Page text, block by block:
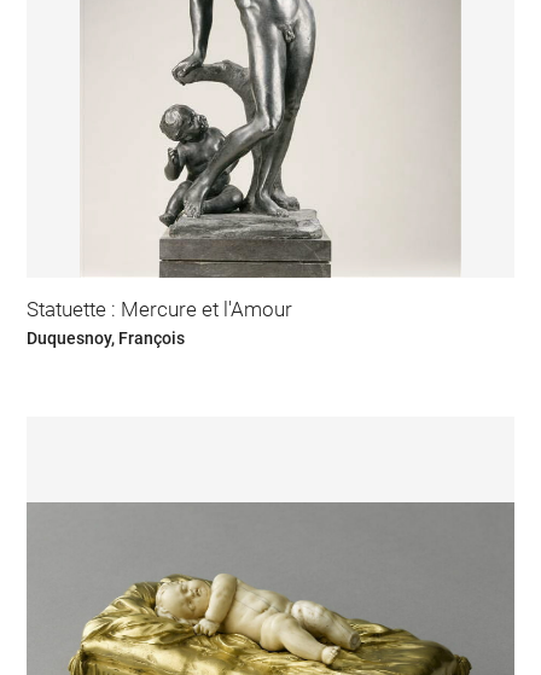
Statuette : Mercure et l'Amour
Duquesnoy, François